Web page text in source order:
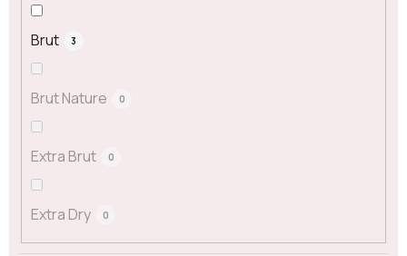
Brut 3
Brut Nature 0
Extra Brut 0
Extra Dry 0